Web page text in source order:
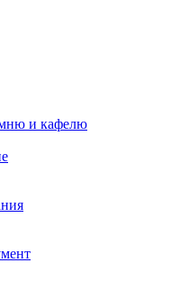
и кафелю